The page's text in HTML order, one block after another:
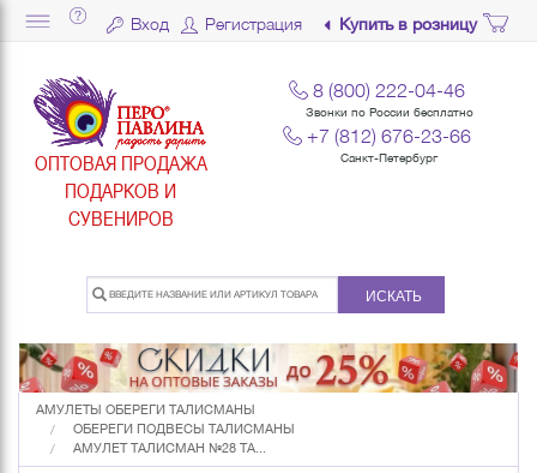
Вход Регистрация Купить в розницу
ОПТОВАЯ ПРОДАЖА
ПОДАРКОВ И
СУВЕНИРОВ
8 (800) 222-04-46
Звонки по России бесплатно
+7 (812) 676-23-66
Санкт-Петербург
ИСКАТЬ
АМУЛЕТЫ ОБЕРЕГИ ТАЛИСМАНЫ
ОБЕРЕГИ ПОДВЕСЫ ТАЛИСМАНЫ
АМУЛЕТ ТАЛИСМАН №28 ТА...